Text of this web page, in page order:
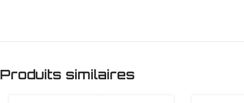
Produits similaires